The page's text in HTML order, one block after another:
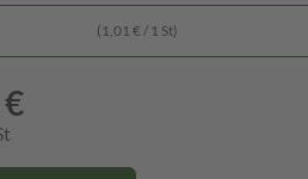
(1,01 € / 1 St)